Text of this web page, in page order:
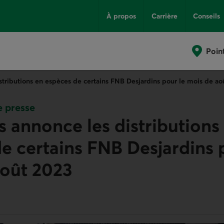
À propos Carrière Conseils
en espèces de certains FNB Desjardins pour le mois de
presse
annonce les distributions
certains FNB Desjardins
2023